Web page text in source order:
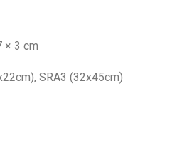
× 3 cm
SRA3 (32x45cm)